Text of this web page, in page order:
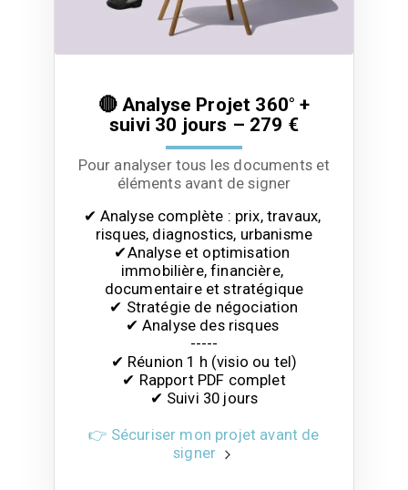
🔴 Analyse Projet 360° +
suivi 30 jours – 279 €
Pour analyser tous les documents et
éléments avant de signer
✔ Analyse complète : prix, travaux,
risques, diagnostics, urbanisme
✔Analyse et optimisation
immobilière, financière,
documentaire et stratégique
✔ Stratégie de négociation
✔ Analyse des risques
-----
✔ Réunion 1 h (visio ou tel)
✔ Rapport PDF complet
✔ Suivi 30 jours
👉 Sécuriser mon projet avant de
signer